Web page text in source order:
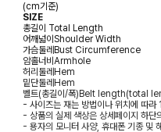
(cm기준)
SIZE
총길이 Total Length
어깨넓이 Shoulder Width
가슴둘레 Bust Circumference
암홀너비 Armhole
허리둘레 Hem
밑단둘레 Hem
벨트(총길이/폭) Belt length(total
- 사이즈는 재는 방법이나 위치에 따
- 상품의 실제 색상은 상세페이지 하단
- 용자의 모니터 사양, 휴대폰 기종 및